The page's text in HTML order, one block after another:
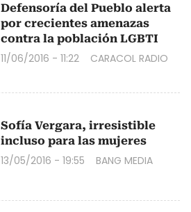
Defensoría del Pueblo alerta
por crecientes amenazas
contra la población LGBTI
11/06/2016 - 11:22 CARACOL RADIO
Sofía Vergara, irresistible
incluso para las mujeres
13/05/2016 - 19:55 BANG MEDIA